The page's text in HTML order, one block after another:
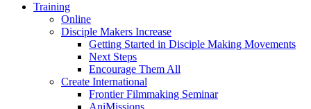
Training
Online
Disciple Makers Increase
Getting Started in Disciple Making Movements
Next Steps
Encourage Them All
Create International
Frontier Filmmaking Seminar
AniMissions